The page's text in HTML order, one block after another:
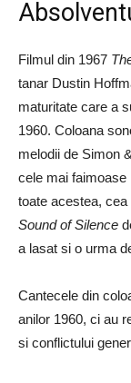
Filmul din 1967
tanar Dustin
maturitate care a
1960. Coloana
melodii de Simon
cele mai faimoase
toate acestea,
Sound of Silence
a lasat si o urma
Cantecele din
anilor 1960, ci au
si conflictului